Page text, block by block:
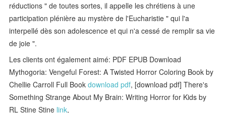
réductions " de toutes sortes, il appelle les chrétiens à une
participation plénière au mystère de l'Eucharistie " qui l'a
interpellé dès son adolescence et qui n'a cessé de remplir sa vie
de joie ".
Les clients ont également aimé: PDF EPUB Download
Mythogoria: Vengeful Forest: A Twisted Horror Coloring Book by
Chellie Carroll Full Bookdownload pdf, [download pdf] There's
Something Strange About My Brain: Writing Horror for Kids by
RL Stine Stine link,